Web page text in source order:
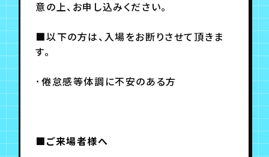
意の上、お申し込みください。
■以下の方は、入場をお断りさせて頂きま
す。
･倦怠感等体調に不安のある方
■ご来場者様へ